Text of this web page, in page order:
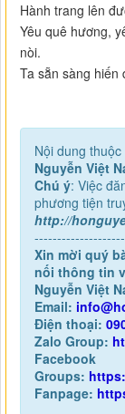
Hành trang lên
Yêu quê hương,
nòi.
Ta sẵn sàng hiến
Nội dung
Nguyễn Việt
Chú ý: Việc
phương tiện
http://
Xin mời quý
nối thông tin
Nguyễn Việt
Email:
Điện thoại:
Zalo Group:
Facebook
Groups:
Fanpage: